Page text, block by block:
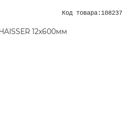
Код товара:108237